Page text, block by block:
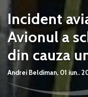
Incident
Avionul a
din cauza
Andrei Beldiman, 01 iun..